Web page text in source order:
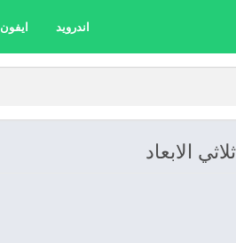
اندرويد ايفون
الابعاد